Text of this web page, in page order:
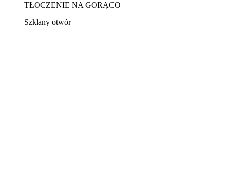
TŁOCZENIE NA GORĄCO
Szklany otwór